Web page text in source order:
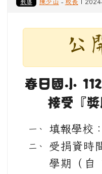
教導 陳少山 - 校長 |
公
春日國小
接受『
填報學校
受捐資時
學期（自